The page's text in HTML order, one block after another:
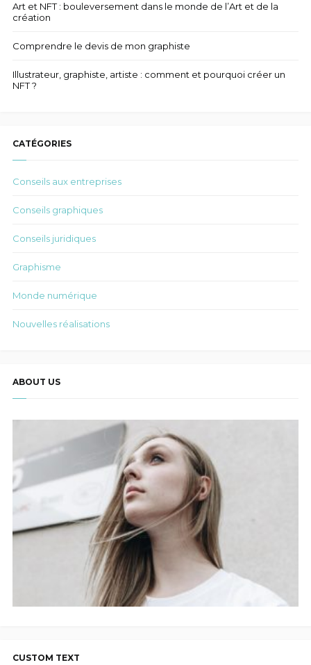
Art et NFT : bouleversement dans le monde de l’Art et de la
création
Comprendre le devis de mon graphiste
Illustrateur, graphiste, artiste : comment et pourquoi créer un
NFT ?
CATÉGORIES
Conseils aux entreprises
Conseils graphiques
Conseils juridiques
Graphisme
Monde numérique
Nouvelles réalisations
ABOUT US
CUSTOM TEXT